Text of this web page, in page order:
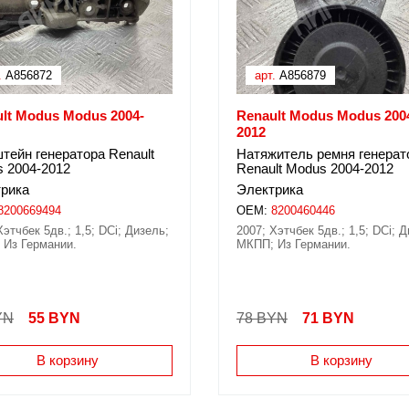
A856872
Modus Modus 2004-
генератора Renault
2004-2012
5дв.; 1,5; DCi; Дизель;
Германии.
55 BYN
В корзину
арт. A856879
Renault Modus Modus
2012
Натяжитель ремня
Renault Modus 2004-2012
Электрика
OEM: 8200460446
2007; Хэтчбек 5дв.; 1,5; DCi;
МКПП; Из Германии.
78 BYN 71 BYN
В корзину